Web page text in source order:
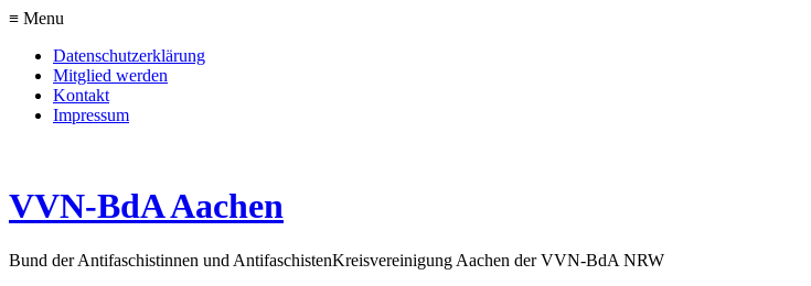
≡ Menu
Datenschutzerklärung
Mitglied werden
Kontakt
Impressum
VVN-BdA Aachen
Bund der Antifaschistinnen und AntifaschistenKreisvereinigung Aachen der VVN-BdA NRW